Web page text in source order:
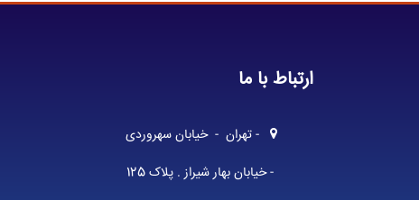
ارتباط با ما
- تهران - خیابان سهروردی
- خیابان بهار شیراز . پلاک 125